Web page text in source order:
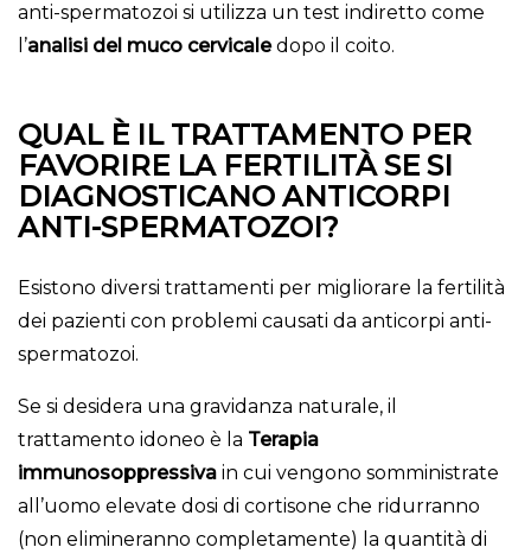
anti-spermatozoi si utilizza un test indiretto come
l’analisi del muco cervicaledopo il coito.
QUAL È IL TRATTAMENTO PER
FAVORIRE LA FERTILITÀ SE SI
DIAGNOSTICANO ANTICORPI
ANTI-SPERMATOZOI?
Esistono diversi trattamenti per migliorare la fertilità
dei pazienti con problemi causati da anticorpi anti-
spermatozoi.
Se si desidera una gravidanza naturale, il
trattamento idoneo è la Terapia
immunosoppressiva in cui vengono somministrate
all’uomo elevate dosi di cortisone che ridurranno
(non elimineranno completamente) la quantità di